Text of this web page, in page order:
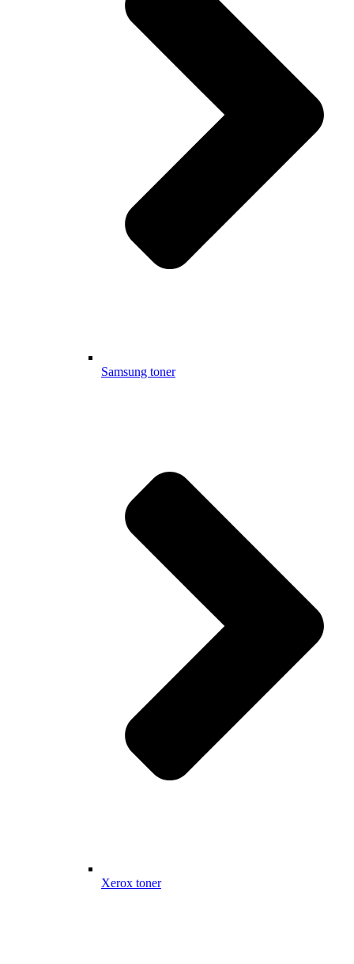
Samsung toner
Xerox toner